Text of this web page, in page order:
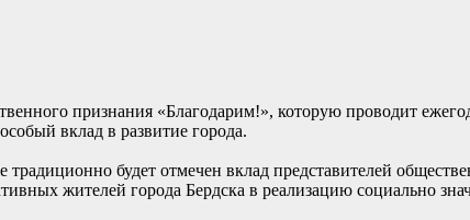
признания «Благодарим!», которую проводит
вклад в развитие города.
будет отмечен вклад представителей
жителей города Бердска в реализацию социально